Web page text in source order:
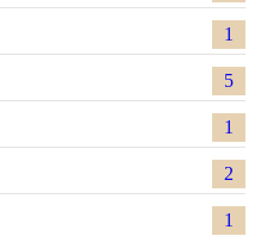
1
5
1
2
1